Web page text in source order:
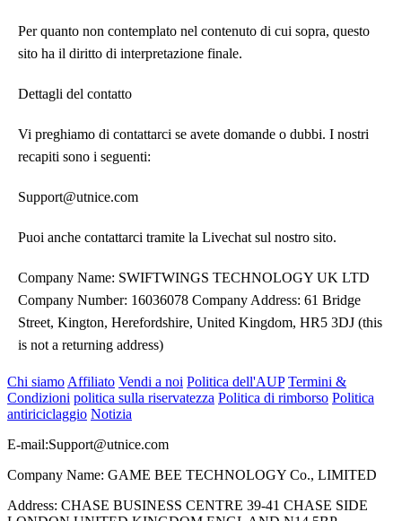
Per quanto non contemplato nel contenuto di cui sopra, questo
sito ha il diritto di interpretazione finale.
Dettagli del contatto
Vi preghiamo di contattarci se avete domande o dubbi. I nostri
recapiti sono i seguenti:
Support@utnice.com
Puoi anche contattarci tramite la Livechat sul nostro sito.
Company Name: SWIFTWINGS TECHNOLOGY UK LTD
Company Number: 16036078 Company Address: 61 Bridge
Street, Kington, Herefordshire, United Kingdom, HR5 3DJ (this
is not a returning address)
Chi siamo Affiliato Vendi a noi Politica dell'AUP Termini &
Condizioni politica sulla riservatezza Politica di rimborso Politica
antiriciclaggio Notizia
E-mail:Support@utnice.com
Company Name: GAME BEE TECHNOLOGY Co., LIMITED
Address: CHASE BUSINESS CENTRE 39-41 CHASE SIDE